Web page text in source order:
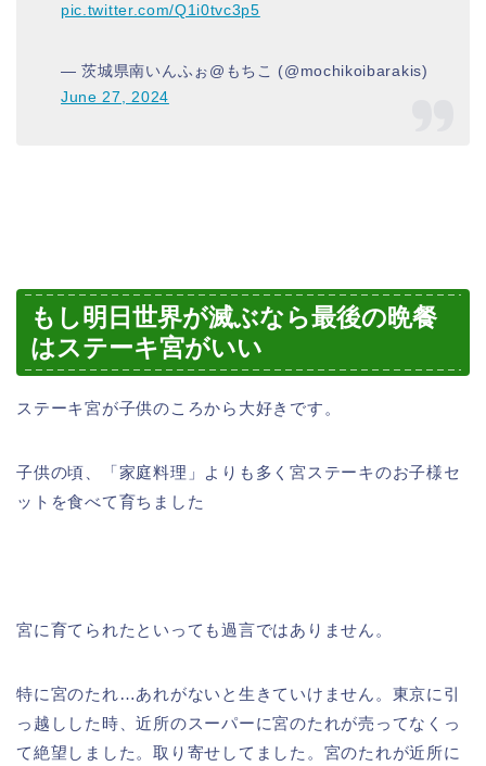
pic.twitter.com/Q1i0tvc3p5
— 茨城県南いんふぉ@もちこ (@mochikoibarakis)
June 27, 2024
もし明日世界が滅ぶなら最後の晩餐
はステーキ宮がいい
ステーキ宮が子供のころから大好きです。
子供の頃、「家庭料理」よりも多く宮ステーキのお子様セ
ットを食べて育ちました
宮に育てられたといっても過言ではありません。
特に宮のたれ…あれがないと生きていけません。東京に引
っ越しした時、近所のスーパーに宮のたれが売ってなくっ
て絶望しました。取り寄せしてました。宮のたれが近所に